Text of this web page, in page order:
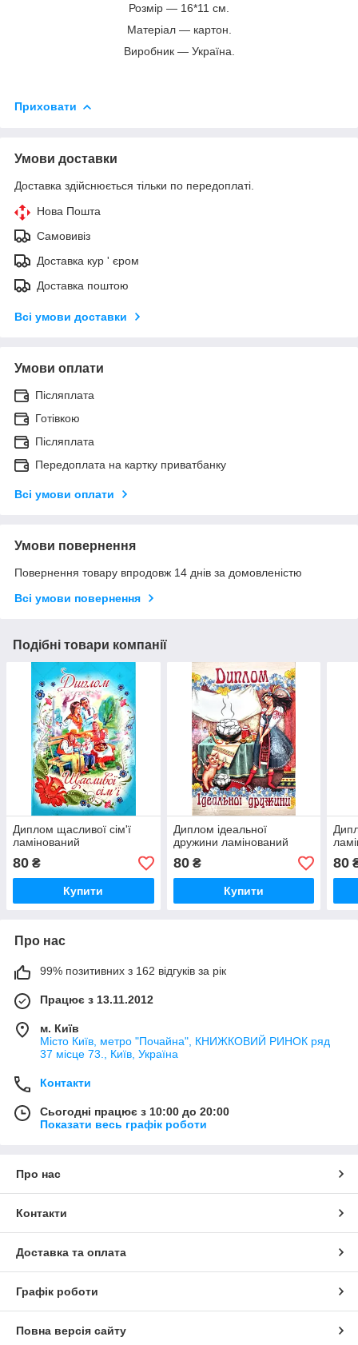
Розмір — 16*11 см.
Матеріал — картон.
Виробник — Україна.
Приховати
Умови доставки
Доставка здійснюється тільки по передоплаті.
Нова Пошта
Самовивіз
Доставка кур ' єром
Доставка поштою
Всі умови доставки
Умови оплати
Післяплата
Готівкою
Післяплата
Передоплата на картку приватбанку
Всі умови оплати
Умови повернення
Повернення товару впродовж 14 днів за домовленістю
Всі умови повернення
Подібні товари компанії
Диплом щасливої сім'ї
ламінований
80 ₴
Купити
Диплом ідеальної
дружини ламінований
80₴
Купити
80
Про нас
99% позитивних з 162 відгуків за рік
Працює з 13.11.2012
м. Київ
Місто Київ, метро "Почайна", КНИЖКОВИЙ РИНОК ряд
37 місце 73., Київ, Україна
Контакти
Сьогодні працює з 10:00 до 20:00
Показати весь графік роботи
Про нас
Контакти
Доставка та оплата
Графік роботи
Повна версія сайту